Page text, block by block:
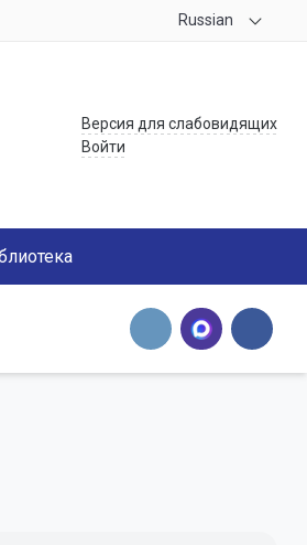
Russian
Версия для слабовидящих
Войти